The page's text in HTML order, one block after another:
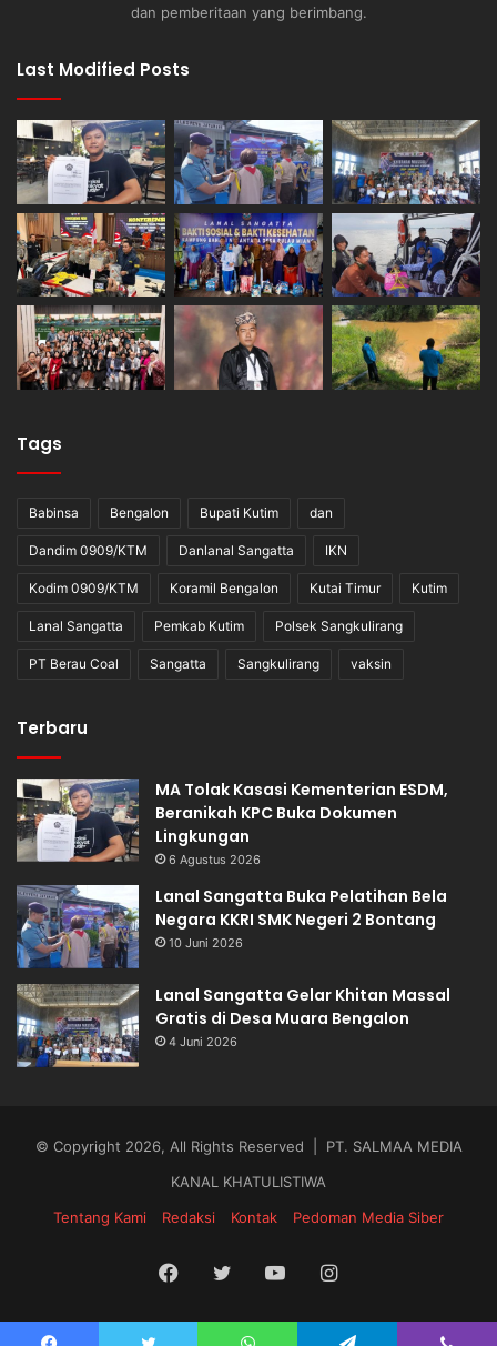
dan pemberitaan yang berimbang.
Last Modified Posts
Tags
Babinsa Bengalon Bupati Kutim dan
Dandim 0909/KTM Danlanal Sangatta IKN
Kodim 0909/KTM Koramil Bengalon Kutai Timur Kutim
Lanal Sangatta Pemkab Kutim Polsek Sangkulirang
PT Berau Coal Sangatta Sangkulirang vaksin
Terbaru
MA Tolak Kasasi Kementerian ESDM,
Beranikah KPC Buka Dokumen
Lingkungan
6 Agustus 2026
Lanal Sangatta Buka Pelatihan Bela
Negara KKRI SMK Negeri 2 Bontang
10 Juni 2026
Lanal Sangatta Gelar Khitan Massal
Gratis di Desa Muara Bengalon
4 Juni 2026
© Copyright 2026, All Rights Reserved | PT. SALMAA MEDIA
KANAL KHATULISTIWA
Tentang Kami
Redaksi Kontak Pedoman Media Siber
Facebook
TwitterYouTubeInstagram